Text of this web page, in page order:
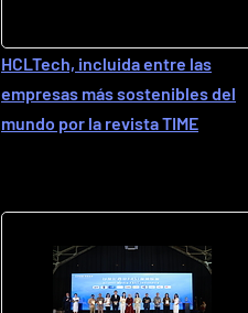
HCLTech, incluida entre las
empresas más sostenibles del
mundo por la revista TIME